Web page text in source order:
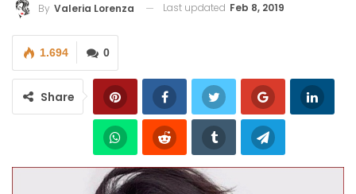
By Valeria Lorenza Last updated Feb 8, 2019
0
1.694
Share